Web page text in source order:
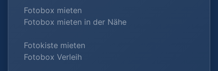
Fotobox mieten
Fotobox mieten in der Nähe
Fotokiste mieten
Fotobox Verleih